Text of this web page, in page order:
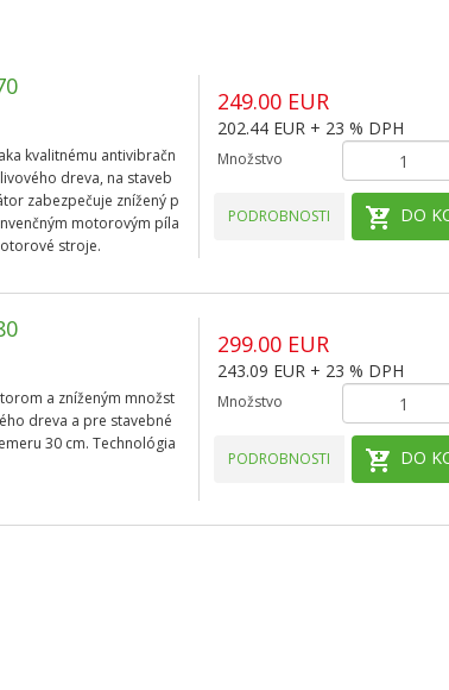
kvalitnému antivibračn
dreva, na staveb
zabezpečuje znížený p
motorovým píla
stroje.
249.00 EUR
202.44 EUR + 23 % DPH
Množstvo
PODROBNOSTI DO
a zníženým množst
dreva a pre stavebné
30 cm. Technológia
299.00 EUR
243.09 EUR + 23 % DPH
Množstvo
PODROBNOSTI DO